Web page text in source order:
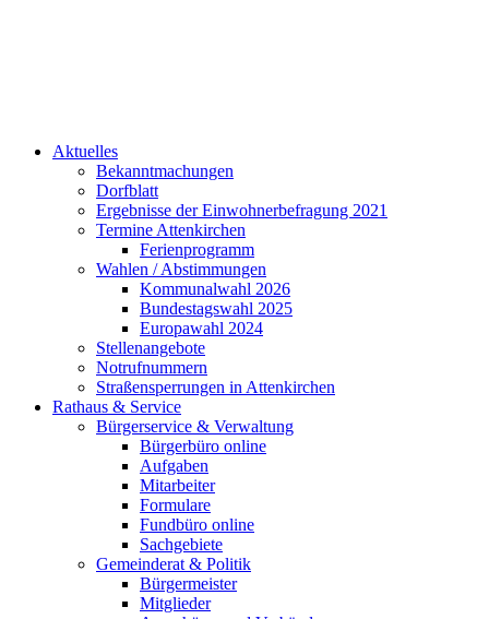
Aktuelles
Bekanntmachungen
Dorfblatt
Ergebnisse der Einwohnerbefragung 2021
Termine Attenkirchen
Ferienprogramm
Wahlen / Abstimmungen
Kommunalwahl 2026
Bundestagswahl 2025
Europawahl 2024
Stellenangebote
Notrufnummern
Straßensperrungen in Attenkirchen
Rathaus & Service
Bürgerservice & Verwaltung
Bürgerbüro online
Aufgaben
Mitarbeiter
Formulare
Fundbüro online
Sachgebiete
Gemeinderat & Politik
Bürgermeister
Mitglieder